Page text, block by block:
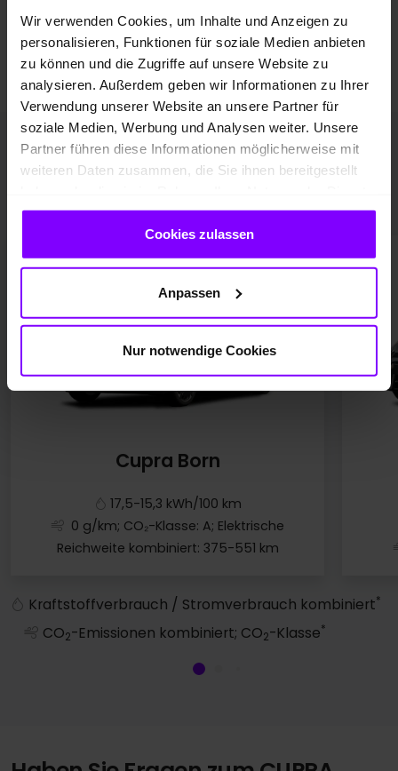
Wir verwenden Cookies, um Inhalte und Anzeigen zu
personalisieren, Funktionen für soziale Medien anbieten
zu können und die Zugriffe auf unsere Website zu
analysieren. Außerdem geben wir Informationen zu Ihrer
Verwendung unserer Website an unsere Partner für
soziale Medien, Werbung und Analysen weiter. Unsere
Partner führen diese Informationen möglicherweise mit
weiteren Daten zusammen, die Sie ihnen bereitgestellt
gesammelt haben.
Cookies zulassen
Anpassen
Nur notwendige Cookies
höchstem Niveau.
CUPRA Modelleim
20
Cupra Born
17,5-15,3 kWh/100 km
0 g/km; CO₂-Klasse: A; Elektrische
Reichweite kombiniert: 375-551 km
Kraftstoffverbrauch / Stromverbrauch kombiniert*
CO2-Emissionen kombiniert; CO2-Klasse*